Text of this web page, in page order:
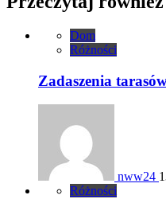
Dom
Różności
Zadaszenia
nww24
Różności